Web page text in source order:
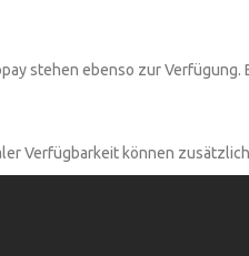
stehen ebenso zur
Verfügbarkeit können